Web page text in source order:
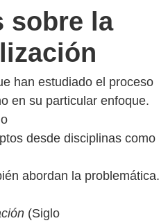
sobre la
han estudiado el proceso
en su particular enfoque.
desde disciplinas como
abordan la problemática.
(Siglo